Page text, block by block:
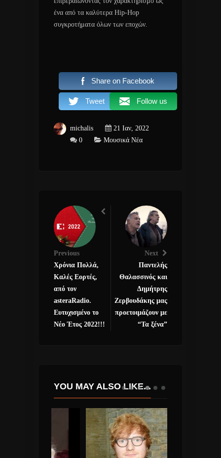
ένα από τα καλύτερα Hip-Hop
συγκροτήματα όλων των εποχών.
Share on Facebook
Tweet Follow us
michalis
21 Ιαν, 2022
0
Μουσικά Νέα
Previous
Χρόνια Πολλά,
Καλές Εορτές,
από τον
asteraRadio.
Ευτυχισμένο το
Νέο Έτος 2022!!!
Next
Παντελής
Θαλασσινός και
Δημήτρης
Ζερβουδάκης μας
προετοιμάζουν με
“Τα ξένα”
YOU MAY ALSO LIKE...